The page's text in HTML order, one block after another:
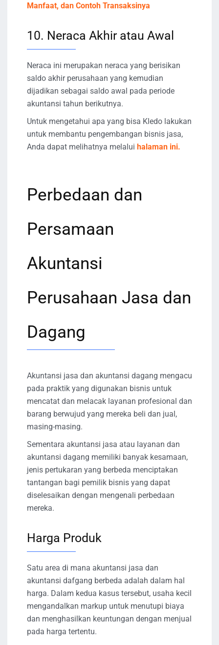
Manfaat, dan Contoh Transaksinya
10. Neraca Akhir atau Awal
Neraca ini merupakan neraca yang berisikan
saldo akhir perusahaan yang kemudian
dijadikan sebagai saldo awal pada periode
akuntansi tahun berikutnya.
Untuk mengetahui apa yang bisa Kledo lakukan
untuk membantu pengembangan bisnis jasa,
Anda dapat melihatnya melalui halaman ini.
Perbedaan dan
Persamaan
Akuntansi
Perusahaan Jasa dan
Dagang
Akuntansi jasa dan akuntansi dagang mengacu
pada praktik yang digunakan bisnis untuk
mencatat dan melacak layanan profesional dan
barang berwujud yang mereka beli dan jual,
masing-masing.
Sementara akuntansi jasa atau layanan dan
akuntansi dagang memiliki banyak kesamaan,
jenis pertukaran yang berbeda menciptakan
tantangan bagi pemilik bisnis yang dapat
diselesaikan dengan mengenali perbedaan
mereka.
Harga Produk
Satu area di mana akuntansi jasa dan
akuntansi dafgang berbeda adalah dalam hal
harga. Dalam kedua kasus tersebut, usaha kecil
mengandalkan markup untuk menutupi biaya
dan menghasilkan keuntungan dengan menjual
pada harga tertentu.